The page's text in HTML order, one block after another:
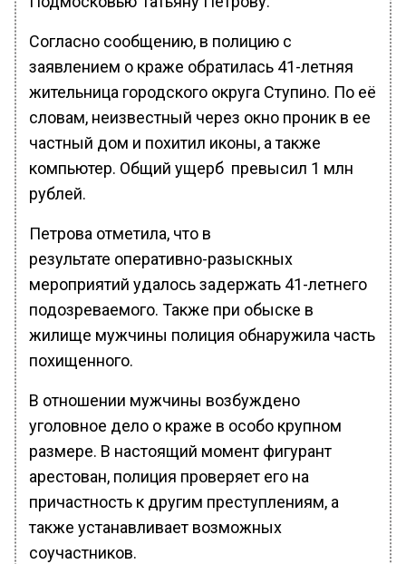
Согласно сообщению, в полицию с
заявлением о краже обратилась 41-летняя
жительница городского округа Ступино. По её
словам, неизвестный через окно проник в ее
частный дом и похитил иконы, а также
компьютер. Общий ущерб превысил 1 млн
рублей.
Петрова отметила, что в
результате оперативно-разыскных
мероприятий удалось задержать 41-летнего
подозреваемого. Также при обыске в
жилище мужчины полиция обнаружила часть
похищенного.
В отношении мужчины возбуждено
уголовное дело о краже в особо крупном
размере. В настоящий момент фигурант
арестован, полиция проверяет его на
причастность к другим преступлениям, а
также устанавливает возможных
соучастников.